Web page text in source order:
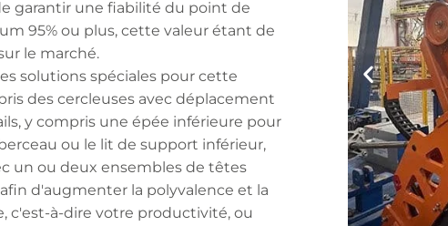
garantir une fiabilité du point de
95% ou plus, cette valeur étant de
le marché.
solutions spéciales pour cette
des cercleuses avec déplacement
y compris une épée inférieure pour
ou le lit de support inférieur,
un ou deux ensembles de têtes
d'augmenter la polyvalence et la
c'est-à-dire votre productivité, ou